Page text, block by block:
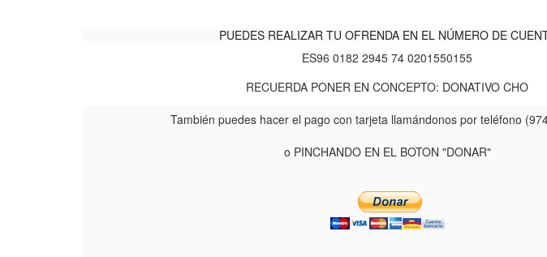
PUEDES REALIZAR TU OFRENDA EN EL NÚMERO DE
ES96 0182 2945 74 0201550155
RECUERDA PONER EN CONCEPTO: DONATIVO CHO
También puedes hacer el pago con tarjeta llamándonos por teléfono
o PINCHANDO EN EL BOTON "DONAR"